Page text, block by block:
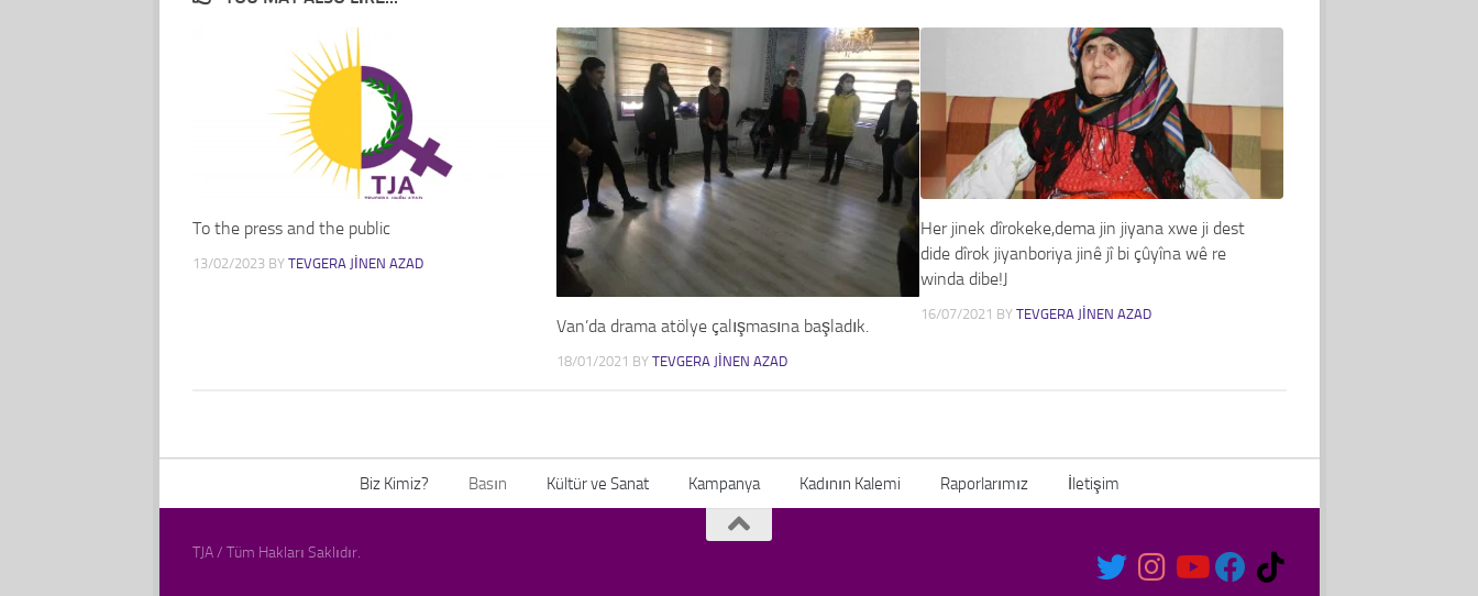
To the press and the public
13/02/2023BY TEVGERA JINEN AZAD
Van’da drama atölye çalışmasına başladık.
18/01/2021 BY TEVGERA JINEN AZAD
Her jinek dîrokeke,dema jin jiyana xwe ji dest
dide dîrok jiyanboriya jinê jî bi çûyîna wê re
winda dibe!J
16/07/2021 BYTEVGERA JINEN AZAD
Biz Kimiz? Basın Kültür ve Sanat Kampanya Kadının Kalemi Raporlarımız İletişim
TJA / Tüm Hakları Saklıdır.